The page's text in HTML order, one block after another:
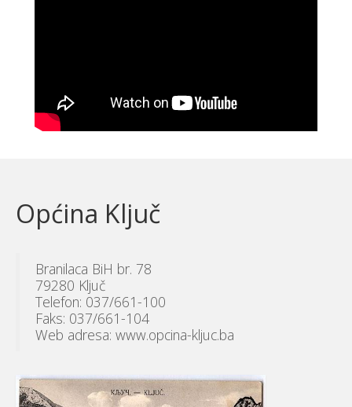
Općina Ključ
Branilaca BiH br. 78
79280 Ključ
Telefon: 037/661-100
Faks: 037/661-104
Web adresa: www.opcina-kljuc.ba